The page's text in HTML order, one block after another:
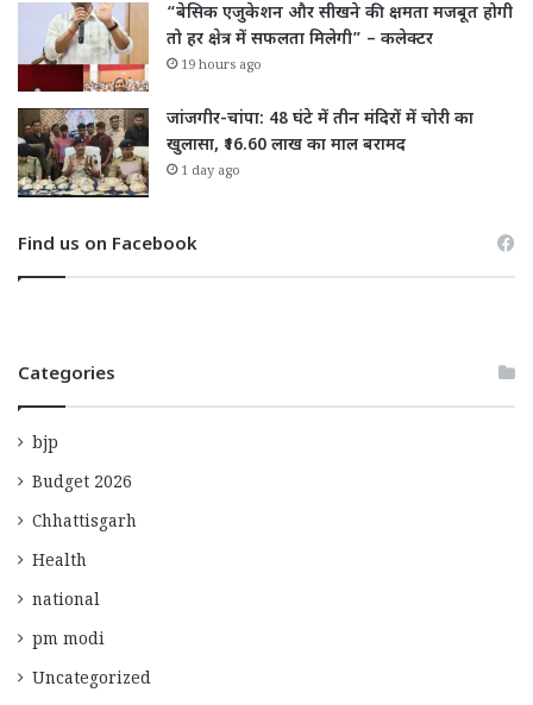
“बेसिक एजुकेशन और सीखने की क्षमता मजबूत होगी
तो हर क्षेत्र में सफलता मिलेगी” – कलेक्टर
19 hours ago
जांजगीर-चांपा: 48 घंटे में तीन मंदिरों में चोरी का
खुलासा, ₹16.60 लाख का माल बरामद
1 day ago
Find us on Facebook
Categories
bjp
Budget 2026
Chhattisgarh
Health
national
pm modi
Uncategorized